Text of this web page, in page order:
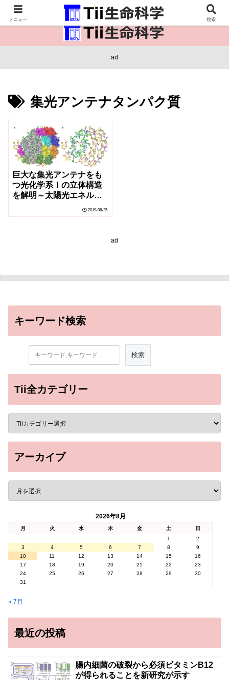
医療保健・生命・生物の情報インフラ。
ad
集光アンテナタンパク質
巨大な集光アンテナをも
つ光化学系Ⅰの立体構造
を解明～太陽光エネルギ
2019-06-25
ad
キーワード検索
Tii全カテゴリー
アーカイブ
2026年8月
月 火 水 木 金 土
日
1
2
3
4 5 6 7 8
9
10
11 12 13 14 15
16
17
18 19 20 21 22
23
24
25 26 27 28 29
30
31
« 7月
最近の投稿
腸内細菌の破裂から必須ビタミンB12
が得られることを新研究が示す
メニュー 検索